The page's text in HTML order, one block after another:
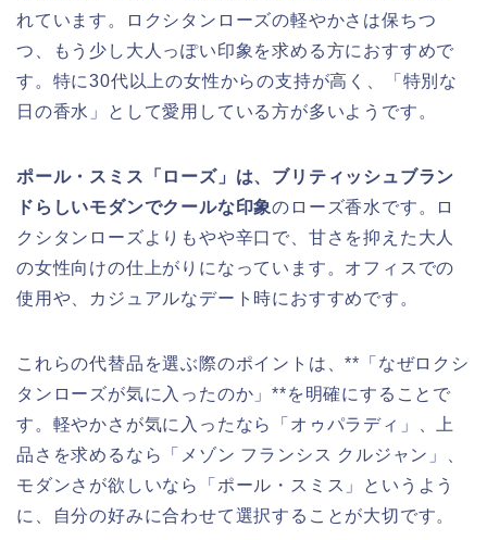
れています。ロクシタンローズの軽やかさは保ちつ
つ、もう少し大人っぽい印象を求める方におすすめで
す。特に30代以上の女性からの支持が高く、「特別な
日の香水」として愛用している方が多いようです。
ポール・スミス「ローズ」は、ブリティッシュブラン
ドらしいモダンでクールな印象のローズ香水です。ロ
クシタンローズよりもやや辛口で、甘さを抑えた大人
の女性向けの仕上がりになっています。オフィスでの
使用や、カジュアルなデート時におすすめです。
これらの代替品を選ぶ際のポイントは、**「なぜロクシ
タンローズが気に入ったのか」**を明確にすることで
す。軽やかさが気に入ったなら「オゥパラディ」、上
品さを求めるなら「メゾン フランシス クルジャン」、
モダンさが欲しいなら「ポール・スミス」というよう
に、自分の好みに合わせて選択することが大切です。